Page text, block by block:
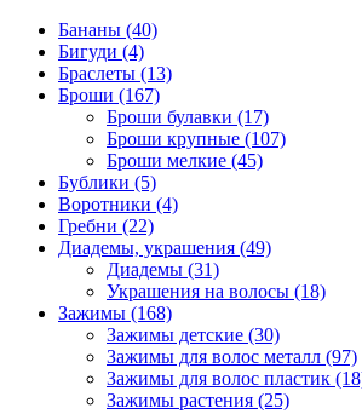
Бананы (40)
Бигуди (4)
Браслеты (13)
Броши (167)
Броши булавки (17)
Броши крупные (107)
Броши мелкие (45)
Бублики (5)
Воротники (4)
Гребни (22)
Диадемы, украшения (49)
Диадемы (31)
Украшения на волосы (18)
Зажимы (168)
Зажимы детские (30)
Зажимы для волос металл (97)
Зажимы для волос пластик
Зажимы растения (25)